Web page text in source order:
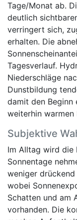
Tage/Monat ab.
deutlich
verringert sich,
erhalten. Die
Tagesverlauf.
Niederschläge
Dunstbildung
damit den Beginn
weiterhin warmen
Subjektive
Im Alltag wird die
Sonnentage
weniger
wobei
Schatten und am
vorhanden. Die